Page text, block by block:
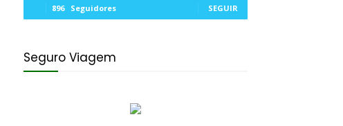
896 Seguidores SEGUIR
Seguro Viagem